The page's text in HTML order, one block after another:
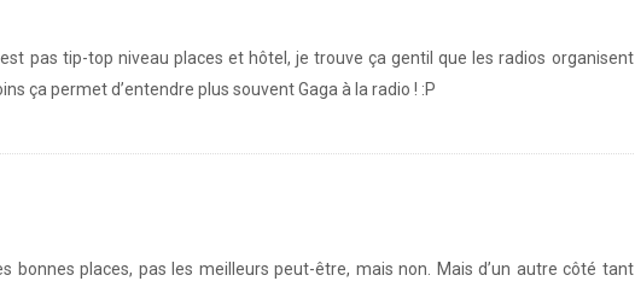
pas tip-top niveau places et hôtel, je trouve ça gentil que les radios organisent
ça permet d’entendre plus souvent Gaga à la radio ! :P
bonnes places, pas les meilleurs peut-être, mais non. Mais d’un autre côté tant